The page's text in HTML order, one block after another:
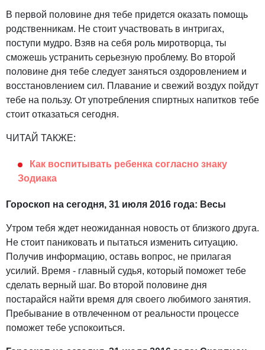
В первой половине дня тебе придется оказать помощь
родственникам. Не стоит участвовать в интригах,
поступи мудро. Взяв на себя роль миротворца, ты
сможешь устранить серьезную проблему. Во второй
половине дня тебе следует заняться оздоровлением и
восстановлением сил. Плавание и свежий воздух пойдут
тебе на пользу. От употребления спиртных напитков тебе
стоит отказаться сегодня.
ЧИТАЙ ТАКЖЕ:
Как воспитывать ребенка согласно знаку
Зодиака
Гороскоп на сегодня, 31 июля 2016 года: Весы
Утром тебя ждет неожиданная новость от близкого друга.
Не стоит паниковать и пытаться изменить ситуацию.
Получив информацию, оставь вопрос, не прилагая
усилий. Время - главный судья, который поможет тебе
сделать верный шаг. Во второй половине дня
постарайся найти время для своего любимого занятия.
Пребывание в отвлеченном от реальности процессе
поможет тебе успокоиться.